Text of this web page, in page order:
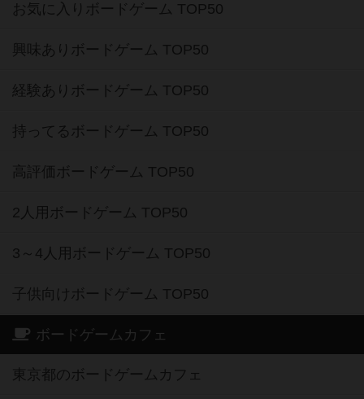
お気に入りボードゲーム TOP50
興味ありボードゲーム TOP50
経験ありボードゲーム TOP50
持ってるボードゲーム TOP50
高評価ボードゲーム TOP50
2人用ボードゲーム TOP50
3～4人用ボードゲーム TOP50
子供向けボードゲーム TOP50
ボードゲームカフェ
東京都のボードゲームカフェ